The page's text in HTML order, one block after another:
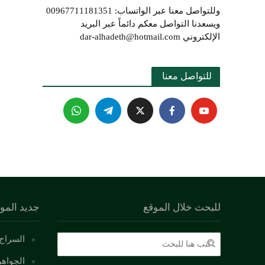
وللتواصل معنا عبر الواتساب: 00967711181351
ويسعدنا التواصل معكم دائماً عبر البريد
الإلكتروني dar-alhadeth@hotmail.com
للتواصل معنا
جديد للبحث خلال الموقع